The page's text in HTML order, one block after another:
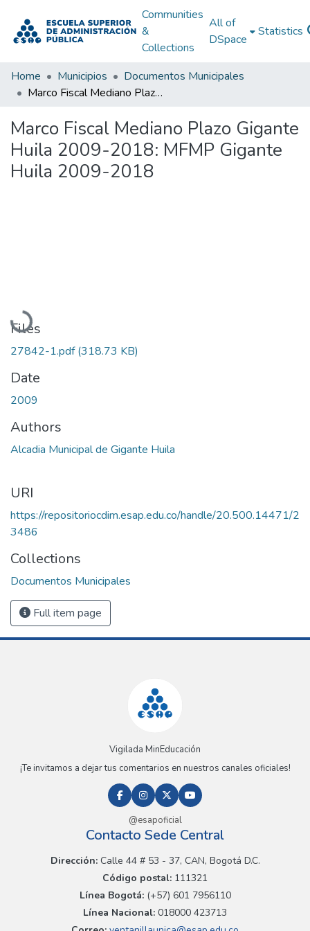
Communities
&
Collections
All of
DSpace
Statistics
Home Municipios
Documentos Municipales
Marco Fiscal Mediano Plazo Gigante Huila 2009-2018: MFMP Gigante Huila 2009-2018
Marco Fiscal Mediano Plazo Gigante
Huila 2009-2018: MFMP Gigante
Huila 2009-2018
Loading...
Files
27842-1.pdf(318.73 KB)
Date
2009
Authors
Alcadia Municipal de Gigante Huila
URI
https://repositoriocdim.esap.edu.co/handle/20.500.14471/2
3486
Collections
Documentos Municipales
Full item page
Vigilada MinEducación
¡Te invitamos a dejar tus comentarios en nuestros canales oficiales!
@esapoficial
Contacto Sede Central
Dirección:Calle 44 # 53 - 37, CAN, Bogotá D.C.
Código postal: 111321
Línea Bogotá:(+57) 601 7956110
Línea Nacional: 018000 423713